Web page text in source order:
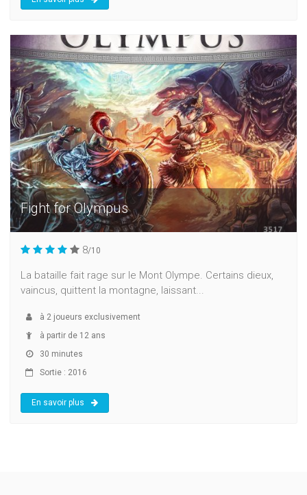
Fight for Olympus
8/10
La bataille fait rage sur le Mont Olympe. Certains dieux,
vaincus, quittent la montagne, laissant...
à 2 joueurs exclusivement
à partir de 12 ans
30 minutes
Sortie : 2016
En savoir plus